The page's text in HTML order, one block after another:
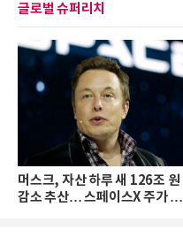
글로벌 슈퍼리치
머스크, 자산 하루 새 126조 원
감소 추산… 스페이스X 주가 하